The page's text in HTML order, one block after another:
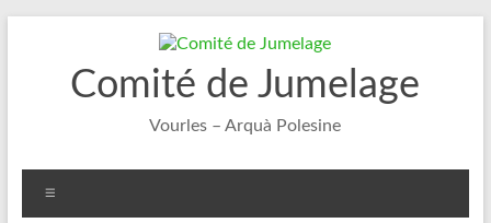
Comité de Jumelage
Vourles – Arquà Polesine